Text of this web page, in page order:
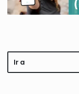
Ir a